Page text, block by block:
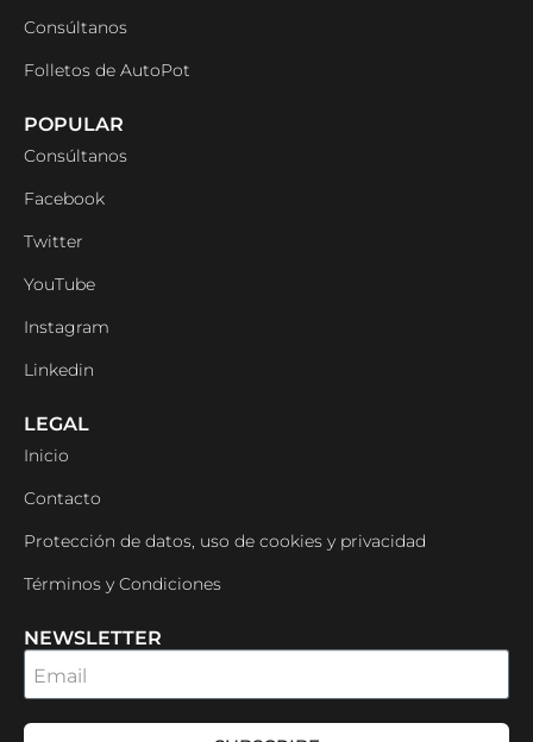
Consúltanos
Folletos de AutoPot
POPULAR
Consúltanos
Facebook
Twitter
YouTube
Instagram
Linkedin
LEGAL
Inicio
Contacto
Protección de datos, uso de cookies y privacidad
Términos y Condiciones
NEWSLETTER
Email